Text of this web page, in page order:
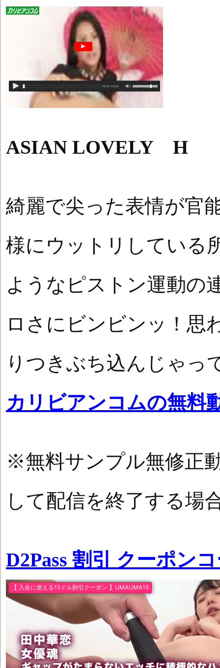
ASIAN LOVELY H
綺麗で尖った表情が官
様にウットリしている
ようなピストン運動の
ロさにビンビンッ！思
りつきぶち込んじゃっ
カリビアンコムの無料
※無料サンプル無修正
して配信を終了する場
D2Pass 割引 クーポン